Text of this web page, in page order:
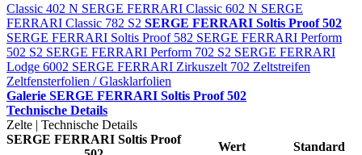
Classic 402 N SERGE FERRARI Classic 602 N SERGE
FERRARI Classic 782 S2 SERGE FERRARI Soltis Proof 502
SERGE FERRARI Soltis Proof 582 SERGE FERRARI Perform
502 S2 SERGE FERRARI Perform 702 S2 SERGE FERRARI
Lodge 6002 SERGE FERRARI Zirkuszelt 702 Zeltstreifen
Zeltfensterfolien / Glasklarfolien
Galerie SERGE FERRARI Soltis Proof 502
Technische Details
Zelte | Technische Details
SERGE FERRARI Soltis Proof
Wert Standard